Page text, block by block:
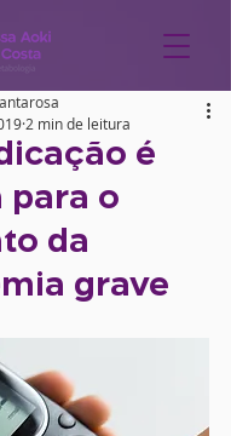
é
para o
da
grave
2 min de leitura